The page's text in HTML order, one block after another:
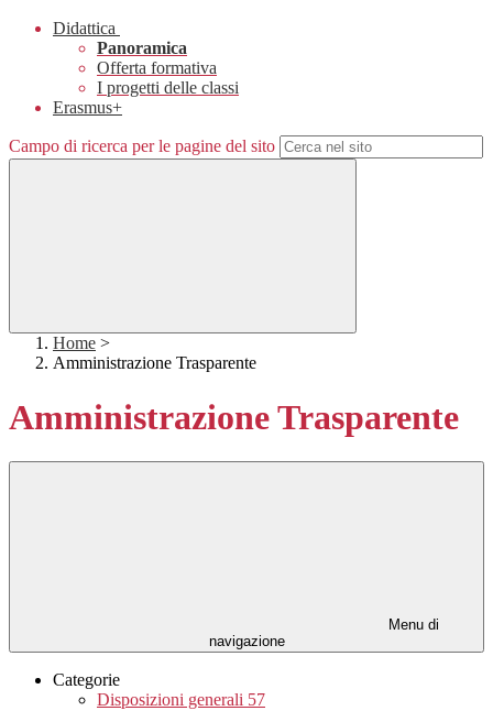
Didattica
Panoramica
Offerta formativa
I progetti delle classi
Erasmus+
Campo di ricerca per le pagine del sito
Home >
Amministrazione Trasparente
Amministrazione Trasparente
Menu di
navigazione
Categorie
Disposizioni generali 57